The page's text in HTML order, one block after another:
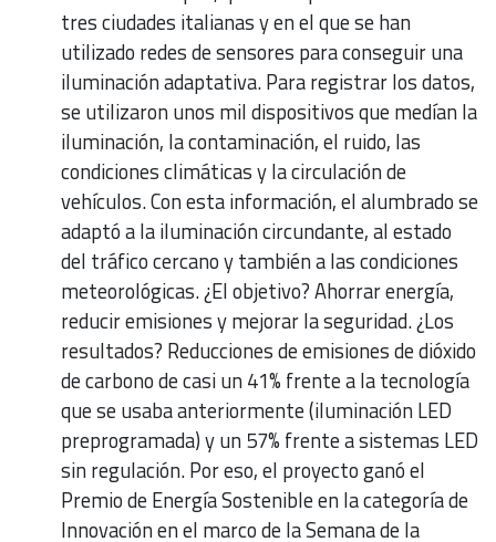
tres ciudades italianas y en el que se han
utilizado redes de sensores para conseguir una
iluminación adaptativa. Para registrar los datos,
se utilizaron unos mil dispositivos que medían la
iluminación, la contaminación, el ruido, las
condiciones climáticas y la circulación de
vehículos. Con esta información, el alumbrado se
adaptó a la iluminación circundante, al estado
del tráfico cercano y también a las condiciones
meteorológicas. ¿El objetivo? Ahorrar energía,
reducir emisiones y mejorar la seguridad. ¿Los
resultados? Reducciones de emisiones de dióxido
de carbono de casi un 41% frente a la tecnología
que se usaba anteriormente (iluminación LED
preprogramada) y un 57% frente a sistemas LED
sin regulación. Por eso, el proyecto ganó el
Premio de Energía Sostenible en la categoría de
Innovación en el marco de la Semana de la